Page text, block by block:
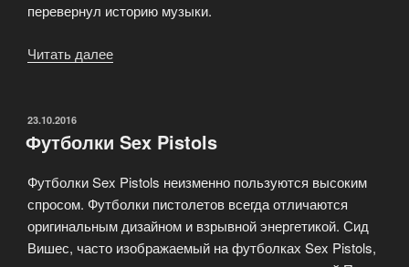
перевернул историю музыки.
Читать далее
ОПУБЛИКОВАНО
23.10.2016
Футболки Sex Pistols
Футболки Sex Pistols неизменно пользуются высоким
спросом. Футболки пистолетов всегда отличаются
оригинальным дизайном и взрывной энергетикой. Сид
Вишес, часто изображаемый на футболках Sex Pistols,